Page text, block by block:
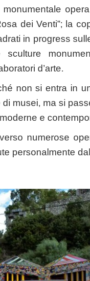
dei Venti”; la
in progress
d’arte.
non si entra in
musei, ma si
e
numerose
personalmente